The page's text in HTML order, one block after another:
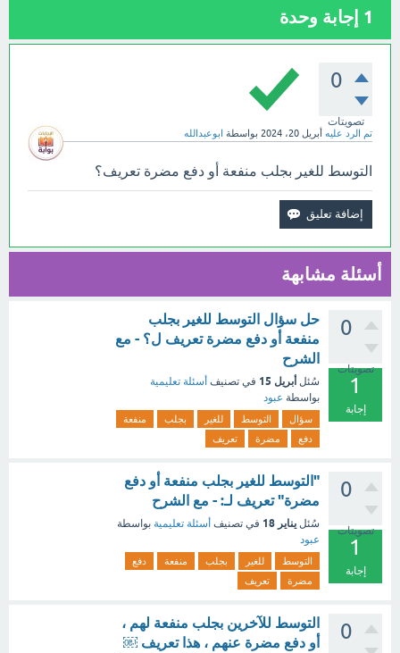
1 إجابة وحدة
0
تصويتات
تم الرد عليه أبريل 20، 2024 بواسطة ابوعبدالله
التوسط للغير بجلب منفعة أو دفع مضرة تعريف؟
أسئلة مشابهة
0
تصويتات
1
إجابة
حل سؤال التوسط للغير بجلب
منفعة أو دفع مضرة تعريف ل؟ - مع
الشرح
سُئل أبريل 15 في تصنيف أسئلة تعليمية
بواسطة عبود
سؤال التوسط للغير بجلب
منفعة
دفع
مضرة تعريف
0
تصويتات
1
إجابة
"التوسط للغير بجلب منفعة أو دفع
مضرة" تعريف لـ: - مع الشرح
سُئل يناير 18 في تصنيف أسئلة تعليمية بواسطة
عبود
التوسط للغير بجلب منفعة
دفع
مضرة
تعريف
0
التوسط للآخرين بجلب منفعة لهم ،
أو دفع مضرة عنهم ، هذا تعريف ￼